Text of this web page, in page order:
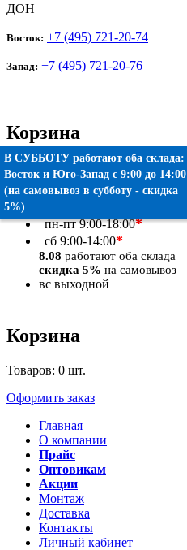
ДОН
Восток: +7 (495) 721-20-74
Запад: +7 (495) 721-20-76
Корзина
Товаров:0 шт.
Оформить заказ
пн-пт9:00-18:00*
сб 9:00-14:00*
8.08 работают оба склада
скидка 5% на самовывоз
вс выходной
Корзина
Товаров: 0 шт.
Оформить заказ
Главная
О компании
Прайс
Оптовикам
Акции
Монтаж
Доставка
Контакты
Личный кабинет
В СУББОТУ работают оба склада:
Восток и Юго-Запад c 9:00 до 14:00
(на самовывоз в субботу - скидка
5%)